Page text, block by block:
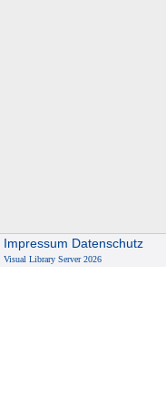
Impressum Datenschutz
Visual Library Server 2026